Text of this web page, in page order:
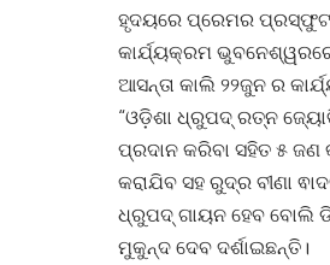
ହୃଦୟରେ ପ୍ରେମର
କାର୍ଯ୍ୟକ୍ରମ
ଆସନ୍ତା କାଲି ୨୨ଜୁନ ର
“ଓଡ଼ିଶା ଧ୍ରୁପଦ୍ ରତ୍ନ
ପ୍ରଦାନ କରିବା ସହିତ ୫ ଜଣ
କରାଯିବ ସହ ରୁଦ୍ର ବୀଣା
ଧ୍ରୁପଦ୍ ଗାୟନ ହେବ ବୋଲି
ମୁକୁନ୍ଦ ଦେବ ଦର୍ଶାଇଛନ୍ତି।